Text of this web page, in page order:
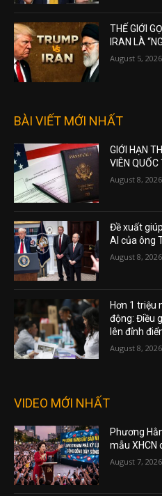
THẾ GIỚI
IRAN LÀ
August 5, 2026
BÀI VIẾT MỚI NHẤT
GIỚI HẠN
VIÊN QUỐC
August 8, 2026
Đề xuất
AI của ông
August 8, 2026
Hơn 1 triệu
động: Điều
lên đỉnh
August 8, 2026
VIDEO MỚI NHẤT
Phương
mẫu XHCN
August 7, 2026